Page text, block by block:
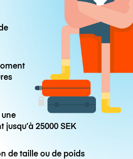
jusqu’à25000 SEK
de taille ou de poids